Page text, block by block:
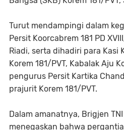
Turut mendampingi dalam
Persit Koorcabrem 181 PD
Riadi, serta dihadiri para Kasi
Korem 181/PVT, Kabalak Aju
pengurus Persit Kartika
prajurit Korem 181/PVT.
Dalam amanatnya, Brigjen
menegaskan bahwa